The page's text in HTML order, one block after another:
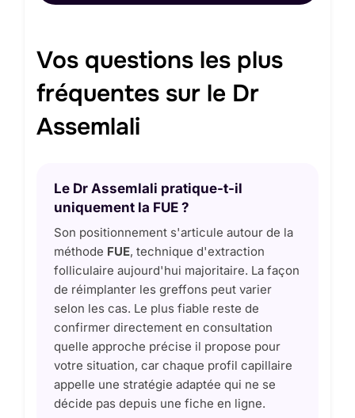
Vos questions les plus
fréquentes sur le Dr
Assemlali
Le Dr Assemlali pratique-t-il
uniquement la FUE ?
Son positionnement s'articule autour de la
méthode FUE, technique d'extraction
folliculaire aujourd'hui majoritaire. La façon
de réimplanter les greffons peut varier
selon les cas. Le plus fiable reste de
confirmer directement en consultation
quelle approche précise il propose pour
votre situation, car chaque profil capillaire
appelle une stratégie adaptée qui ne se
décide pas depuis une fiche en ligne.